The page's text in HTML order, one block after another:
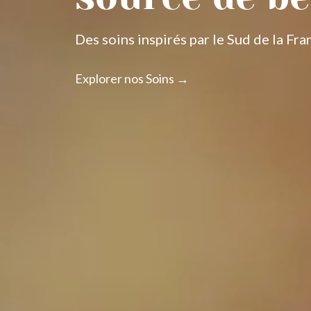
Des soins inspirés par le Sud de la
Explorer nos Soins →